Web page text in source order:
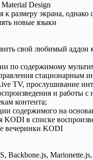
Design
размеру экрана, однако
новые языки
свой любимый аддон
по содержимому
стационарным
TV, прослушивание
и работы с
контента;
содержимого на
в списке
вечеринки KODI
Backbone.js,